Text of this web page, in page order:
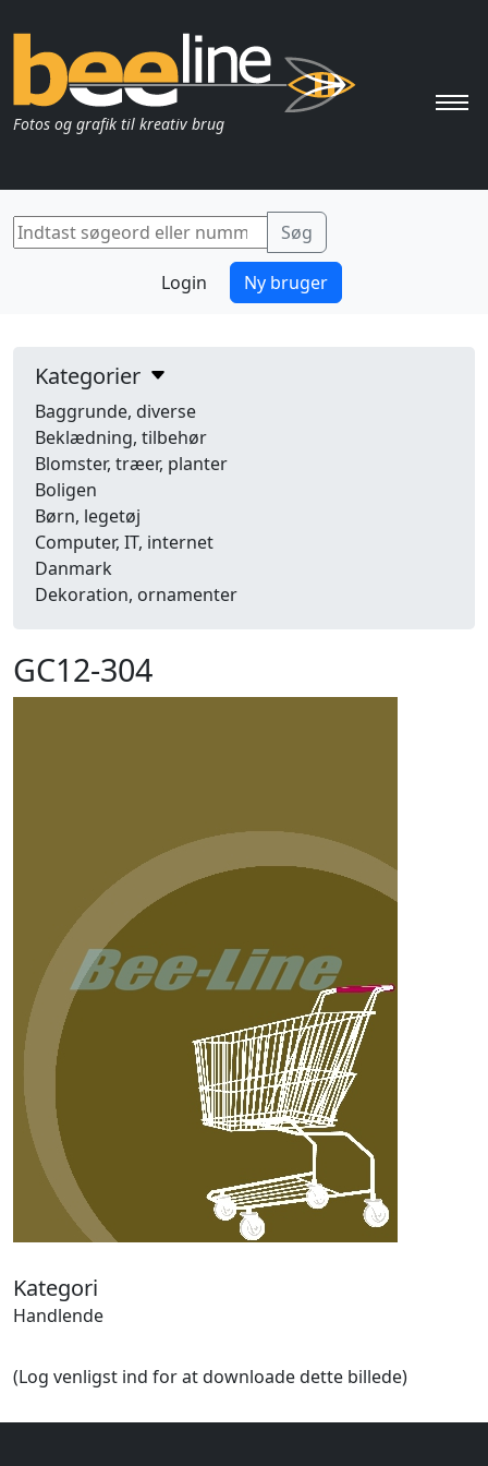
Fotos og grafik til kreativ brug
Login Ny bruger
Kategorier
Baggrunde, diverse
Beklædning, tilbehør
Blomster, træer, planter
Boligen
Børn, legetøj
Computer, IT, internet
Danmark
Dekoration, ornamenter
Efterår
Energi, miljø, økologi
Folkeslag
Fritid, hobby
Frugt, grønt
Halloween
Håndværk
Haven
Huse, bygninger
Kærlighed, bryllup
Kommunikation, nyhedsformidling
Køretøjer
Landbrug
Lov, orden
Lyd, billede
Mad, drikke
Mærkedage
Mennesker
GC12-304
Kategori
Handlende
(Log venligst ind for at downloade dette billede)